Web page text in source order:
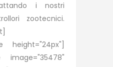
i nostri
zootecnici.
height="24px"]
image="35478"